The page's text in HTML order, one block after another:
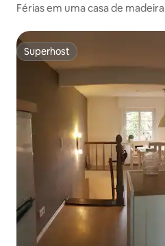
Férias em uma casa de madeira
Superhost
Superhost